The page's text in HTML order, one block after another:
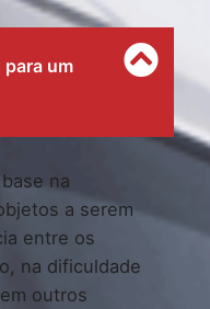
um
na
a serem
entre os
na dificuldade
outros